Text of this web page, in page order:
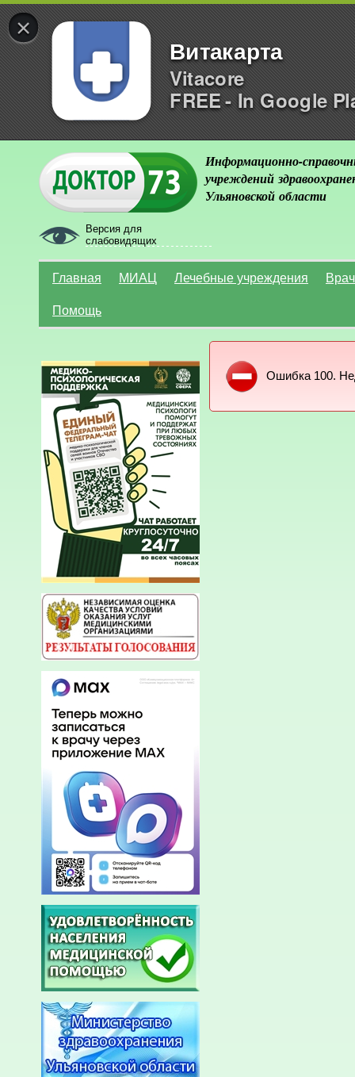
×
Витакарта
Vitacore
FREE - In Google
Версия для
слабовидящих
Информационно-
учреждений
Ульяновской области
Главная МИАЦ Лечебные учреждения
Помощь
Ошибка 100.